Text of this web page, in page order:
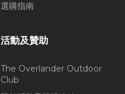
選購指南
活動及贊助
The Overlander Outdoor
Club